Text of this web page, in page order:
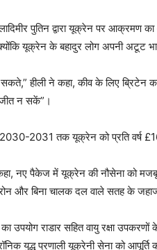
पुतिन द्वारा यूक्रेन पर
यूक्रेन के बहादुर लोग अपनी अटूट
हीली ने कहा, कीव के लिए ब्रिटेन
न सकें”।
2031 तक यूक्रेन को प्रति वर्ष
नए पैकेज में यूक्रेन की नौसेना को
और बिना चालक दल वाले सतह के
उपयोग राडार सहित वायु रक्षा
युद्ध प्रणाली यूक्रेनी सेना को आपूर्ति